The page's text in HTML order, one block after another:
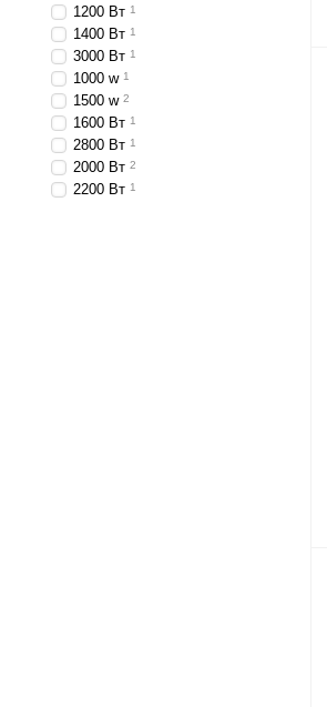
1200 Вт 1
1400 Вт 1
3000 Вт 1
1000 w 1
1500 w 2
1600 Вт 1
2800 Вт 1
2000 Вт 2
2200 Вт 1